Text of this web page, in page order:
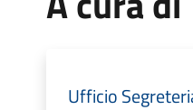
Ufficio